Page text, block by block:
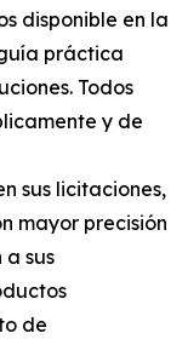
disponible en la
práctica
Todos
y de
sus licitaciones,
mayor precisión
sus
de